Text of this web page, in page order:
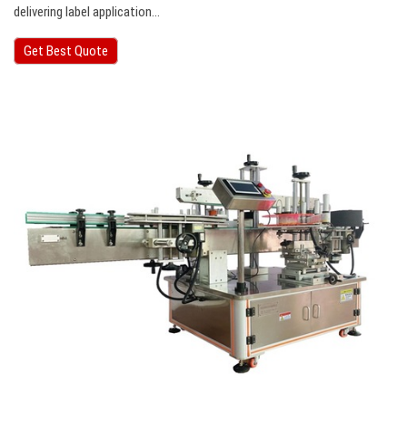
delivering label application…
Get Best Quote